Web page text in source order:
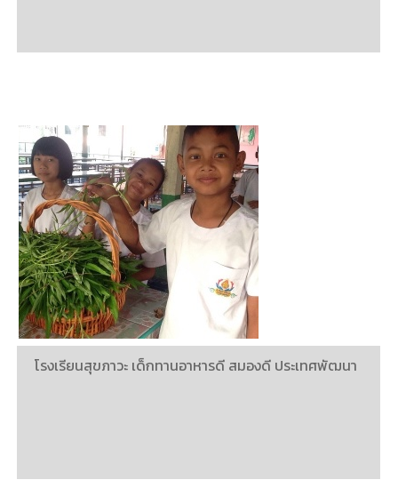
โรงเรียนสุขภาวะ เด็กทานอาหารดี สมองดี ประเทศพัฒนา